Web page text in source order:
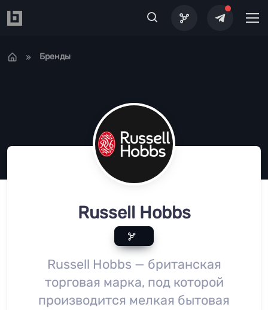
Бренды
Russell Hobbs
Russell Hobbs — британская
торговая марка, под которой
производится мелкая бытовая